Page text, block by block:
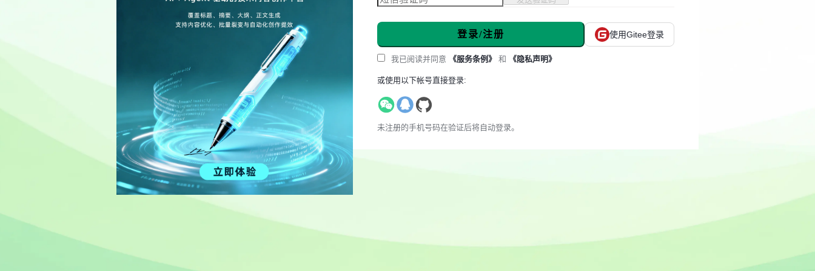
登录/注册 使用Gitee登录
我已阅读并同意 《服务条例》 和 《隐私声明》
或使用以下帐号直接登录:
未注册的手机号码在验证后将自动登录。